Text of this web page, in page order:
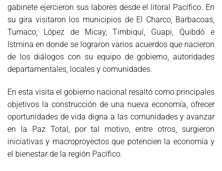
gabinete ejercieron sus labores desde el litoral Pacífico. En
su gira visitaron los municipios de El Charco, Barbacoas,
Tumaco, López de Micay, Timbiquí, Guapi, Quibdó e
Istmina en donde se lograron varios acuerdos que nacieron
de los diálogos con su equipo de gobierno, autoridades
departamentales, locales y comunidades.
En esta visita el gobierno nacional resaltó como principales
objetivos la construcción de una nueva economía, ofrecer
oportunidades de vida digna a las comunidades y avanzar
en la Paz Total, por tal motivo, entre otros, surgieron
iniciativas y macroproyectos que potencien la economía y
el bienestar de la región Pacífico.